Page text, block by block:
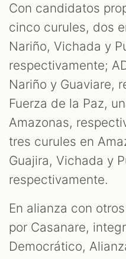
Con candidatos
cinco curules, dos
Nariño, Vichada y
respectivamente;
Nariño y Guaviare,
Fuerza de la Paz,
Amazonas,
tres curules en
Guajira, Vichada y
respectivamente.
En alianza con
por Casanare,
Democrático,